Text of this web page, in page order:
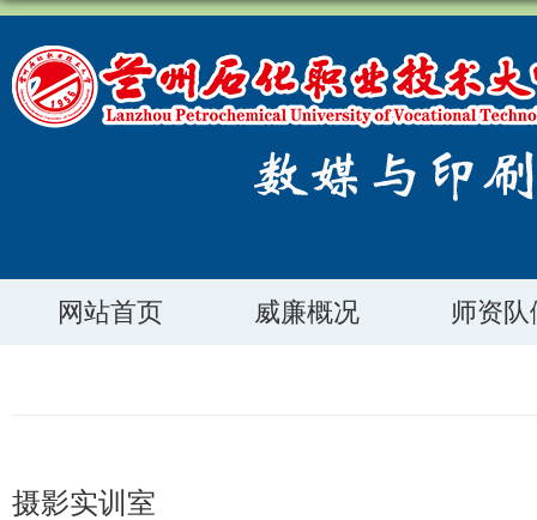
网站首页 威廉概况 师资队
摄影实训室